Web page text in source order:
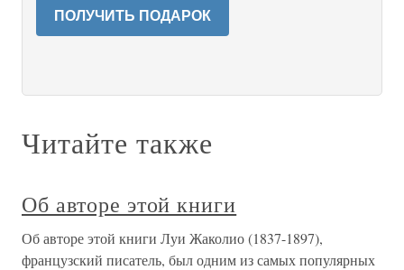
ПОЛУЧИТЬ ПОДАРОК
Читайте также
Об авторе этой книги
Об авторе этой книги Луи Жаколио (1837-1897),
французский писатель, был одним из самых популярных